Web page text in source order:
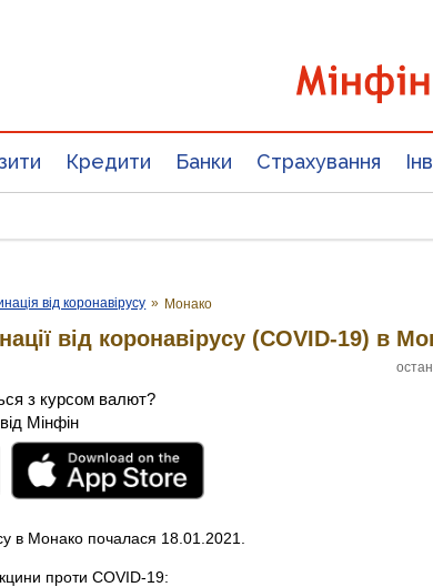
Кредити Банки Страхування
від коронавірусу » Монако
від коронавірусу (COVID-19) в
з курсом валют?
Мінфін
в Монако почалася 18.01.2021.
проти COVID-19: